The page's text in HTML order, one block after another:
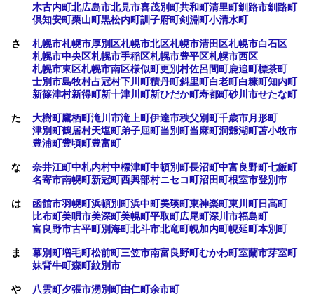
木古内町北広島市北見市喜茂別町共和町清里町釧路市釧路町
倶知安町栗山町黒松内町訓子府町剣淵町小清水町
さ 札幌市札幌市厚別区札幌市北区札幌市清田区札幌市白石区
札幌市中央区札幌市手稲区札幌市豊平区札幌市西区
札幌市東区札幌市南区様似町更別村佐呂間町鹿追町標茶町
士別市島牧村占冠村下川町積丹町斜里町白老町白糠町知内町
新篠津村新得町新十津川町新ひだか町寿都町砂川市せたな町
た 大樹町鷹栖町滝川市滝上町伊達市秩父別町千歳市月形町
津別町鶴居村天塩町弟子屈町当別町当麻町洞爺湖町苫小牧市
豊浦町豊頃町豊富町
な 奈井江町中札内村中標津町中頓別町長沼町中富良野町七飯町
名寄市南幌町新冠町西興部村ニセコ町沼田町根室市登別市
は 函館市羽幌町浜頓別町浜中町美瑛町東神楽町東川町日高町
比布町美唄市美深町美幌町平取町広尾町深川市福島町
富良野市古平町別海町北斗市北竜町幌加内町幌延町本別町
ま 幕別町増毛町松前町三笠市南富良野町むかわ町室蘭市芽室町
妹背牛町森町紋別市
や 八雲町夕張市湧別町由仁町余市町